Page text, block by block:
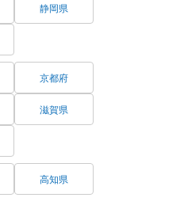
静岡県
京都府
滋賀県
高知県